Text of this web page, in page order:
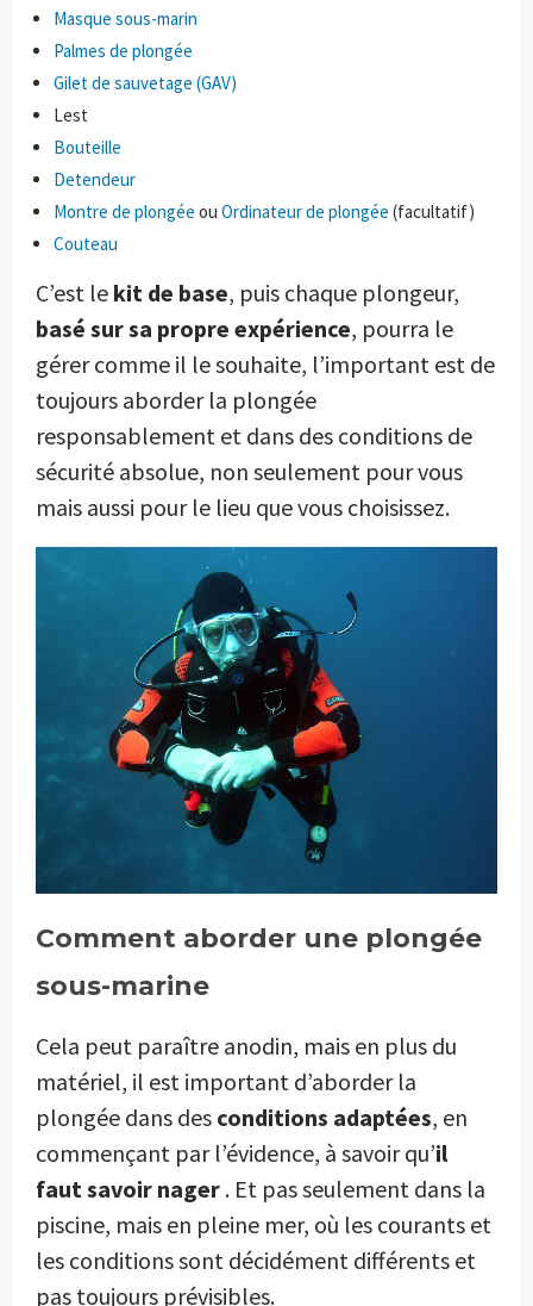
Masque sous-marin
Palmes de plongée
Gilet de sauvetage (GAV)
Lest
Bouteille
Detendeur
Montre de plongée ou Ordinateur de plongée (facultatif)
Couteau
C’est le kit de base, puis chaque plongeur,
basé sur sa propre expérience, pourra le
gérer comme il le souhaite, l’important est de
toujours aborder la plongée
responsablement et dans des conditions de
sécurité absolue, non seulement pour vous
mais aussi pour le lieu que vous choisissez.
Comment aborder une plongée
sous-marine
Cela peut paraître anodin, mais en plus du
matériel, il est important d’aborder la
plongée dans des conditions adaptées, en
commençant par l’évidence, à savoir qu’il
faut savoir nager . Et pas seulement dans la
piscine, mais en pleine mer, où les courants et
les conditions sont décidément différents et
pas toujours prévisibles.